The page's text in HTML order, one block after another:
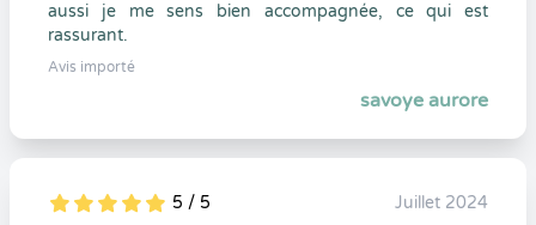
aussi je me sens bien accompagnée, ce qui est
rassurant.
Avis importé
savoye aurore
5
1
5
0 5 / 5
Juillet 2024